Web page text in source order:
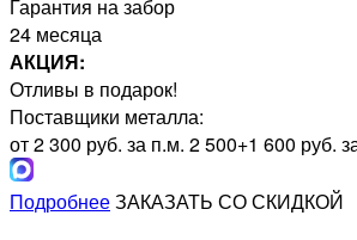
Гарантия на забор
24 месяца
АКЦИЯ:
Отливы в подарок!
Поставщики металла:
от 2 300 руб. за п.м. 2 500+1 600 руб.
ПодробнееЗАКАЗАТЬ СО СКИДКОЙ